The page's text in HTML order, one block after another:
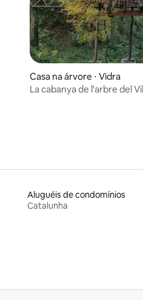
Casa na árvore ⋅ Vidra
La cabanya de l'arbre del
Aluguéis de condomínios
Catalunha